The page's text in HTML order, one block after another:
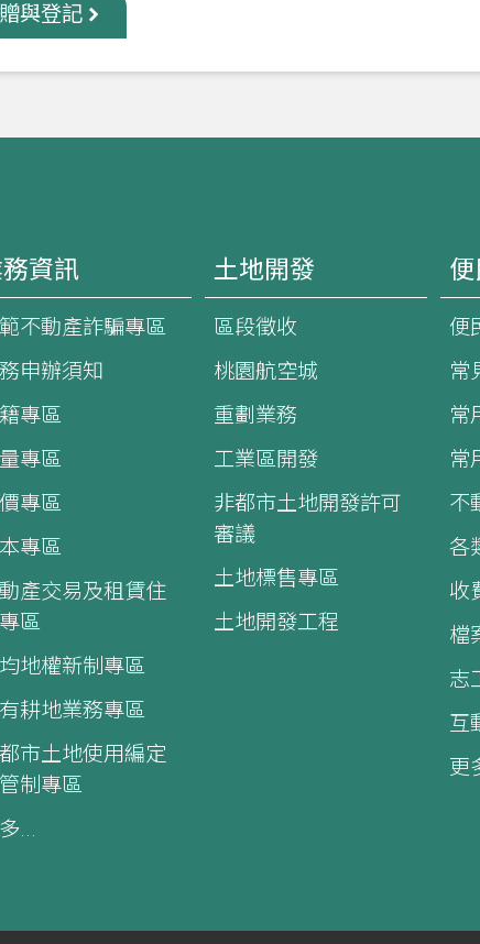
贈與登記
資訊
不動產詐騙專區
申辦須知
專區
專區
專區
專區
產交易及租賃住
區
地權新制專區
耕地業務專區
市土地使用編定
制專區
...
土地開發
區段徵收
桃園航空城
重劃業務
工業區開發
非都市土地開發許可
審議
土地標售專區
土地開發工程
便
常
常
常
不
各
收
檔
志
互
更